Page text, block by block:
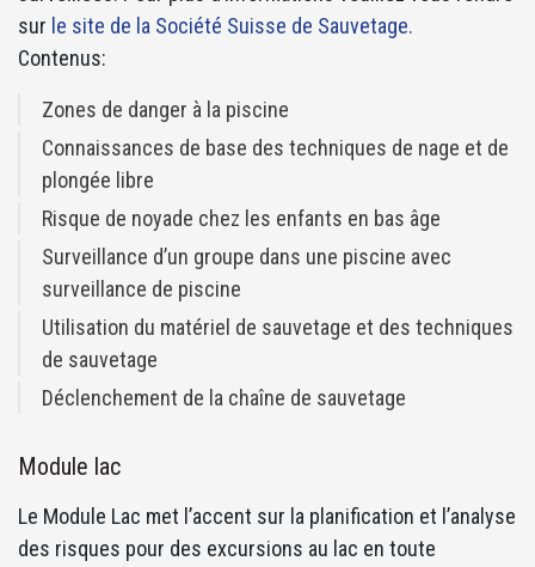
sur le site de la Société Suisse de Sauvetage.
Contenus:
Zones de danger à la piscine
Connaissances de base des techniques de nage et de
plongée libre
Risque de noyade chez les enfants en bas âge
Surveillance d’un groupe dans une piscine avec
surveillance de piscine
Utilisation du matériel de sauvetage et des techniques
de sauvetage
Déclenchement de la chaîne de sauvetage
Module lac
Le Module Lac met l’accent sur la planification et l’analyse
des risques pour des excursions au lac en toute